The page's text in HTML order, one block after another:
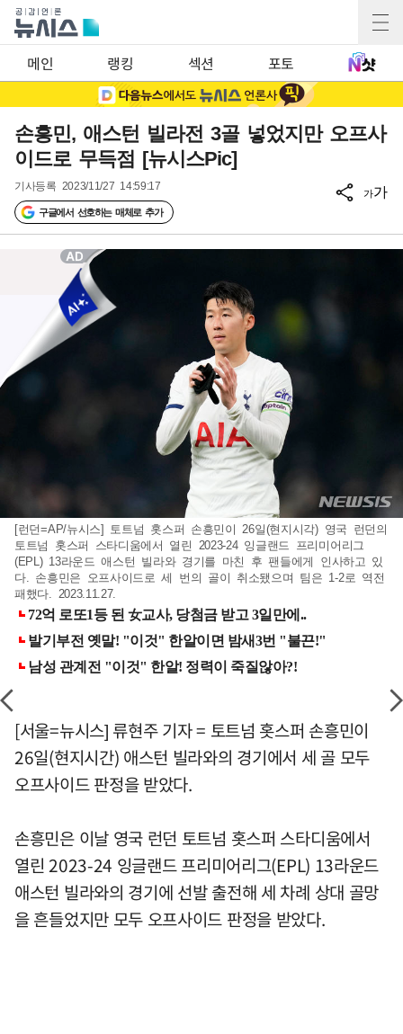
메인 랭킹 섹션 포토
손흥민, 애스턴 빌라전 3골 넣었지만 오프사
이드로 무득점 [뉴시스Pic]
기사등록 2023/11/27 14:59:17
구글에서 선호하는 매체로 추가
가가
[런던=AP/뉴시스] 토트넘 홋스퍼 손흥민이 26일(현지시각) 영국 런던의
토트넘 홋스퍼 스타디움에서 열린 2023-24 잉글랜드 프리미어리그
(EPL) 13라운드 애스턴 빌라와 경기를 마친 후 팬들에게 인사하고 있
다. 손흥민은 오프사이드로 세 번의 골이 취소됐으며 팀은 1-2로 역전
패했다. 2023.11.27.
[서울=뉴시스] 류현주 기자 = 토트넘 홋스퍼 손흥민이
26일(현지시간) 애스턴 빌라와의 경기에서 세 골 모두
오프사이드 판정을 받았다.
손흥민은 이날 영국 런던 토트넘 홋스퍼 스타디움에서
열린 2023-24 잉글랜드 프리미어리그(EPL) 13라운드
애스턴 빌라와의 경기에 선발 출전해 세 차례 상대 골망
을 흔들었지만 모두 오프사이드 판정을 받았다.